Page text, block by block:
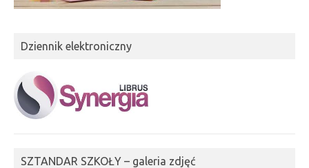
Dziennik elektroniczny
SZTANDAR SZKOŁY – galeria zdjęć